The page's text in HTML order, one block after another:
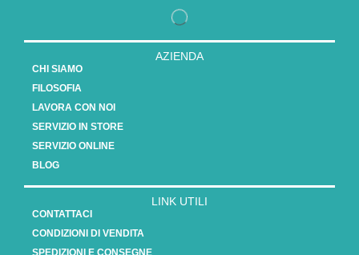
AZIENDA
CHI SIAMO
FILOSOFIA
LAVORA CON NOI
SERVIZIO IN STORE
SERVIZIO ONLINE
BLOG
LINK UTILI
CONTATTACI
CONDIZIONI DI VENDITA
SPEDIZIONI E CONSEGNE